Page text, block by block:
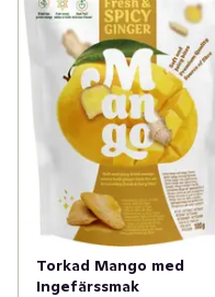
Torkad Mango med
Ingefärssmak